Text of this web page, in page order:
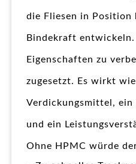
die Fliesen in Position
Bindekraft entwickeln.
Eigenschaften zu
zugesetzt. Es wirkt
Verdickungsmittel, ein
und ein
Ohne HPMC würde